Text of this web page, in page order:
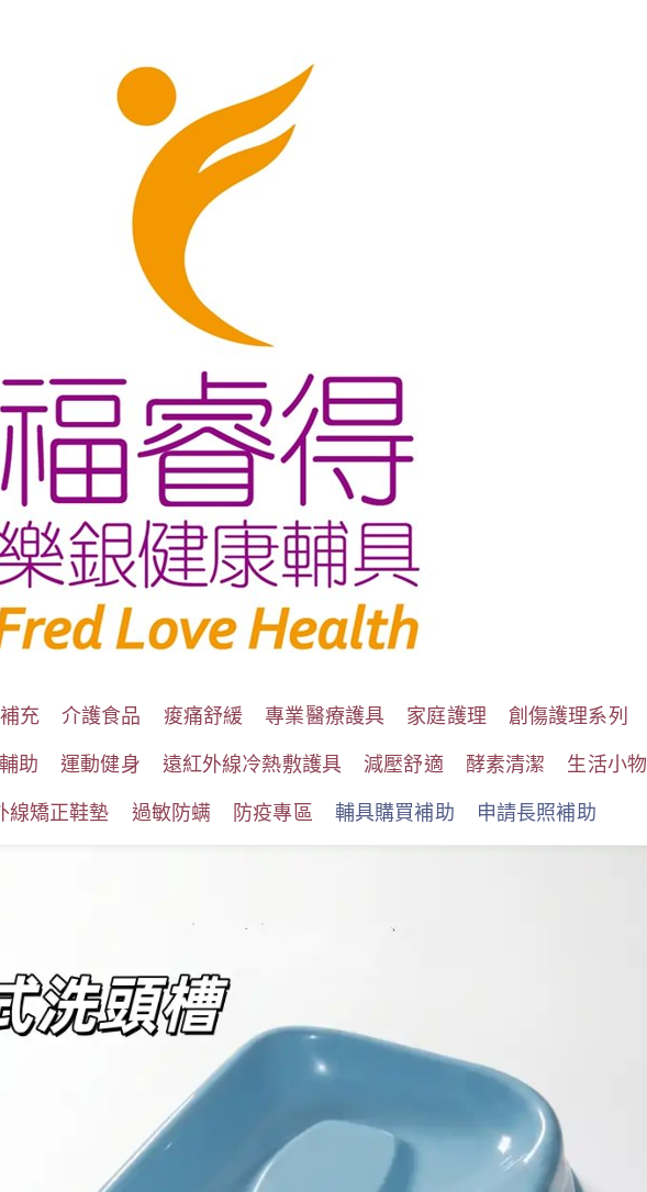
充 介護食品 痠痛舒緩 專業醫療護具 家庭護理 創傷護理系列
助 運動健身 遠紅外線冷熱敷護具 減壓舒適 酵素清潔 生活小物
線矯正鞋墊 過敏防螨 防疫專區 輔具購買補助 申請長照補助